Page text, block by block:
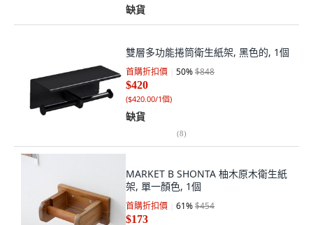
缺貨
雙層多功能捲筒衛生紙架, 黑色的, 1個
首購折扣價 50%$848
$420
($420.00/1個)
缺貨
(8)
MARKET B SHONTA 柚木原木衛生紙
架, 單一顏色, 1個
首購折扣價 61%$454
$173